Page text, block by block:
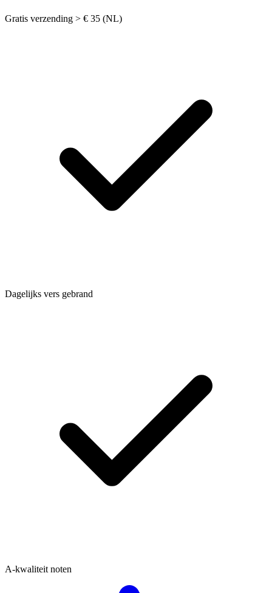
Gratis verzending > € 35 (NL)
Dagelijks vers gebrand
A-kwaliteit noten